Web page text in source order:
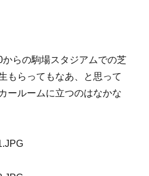
らの駒場スタジアムでの芝
もらってもなあ、と思って
ールームに立つのはなかな